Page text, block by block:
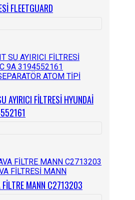
FLEETGUARD
AYIRICI FİLTRESİ HYUNDAİ
MANN C2713203